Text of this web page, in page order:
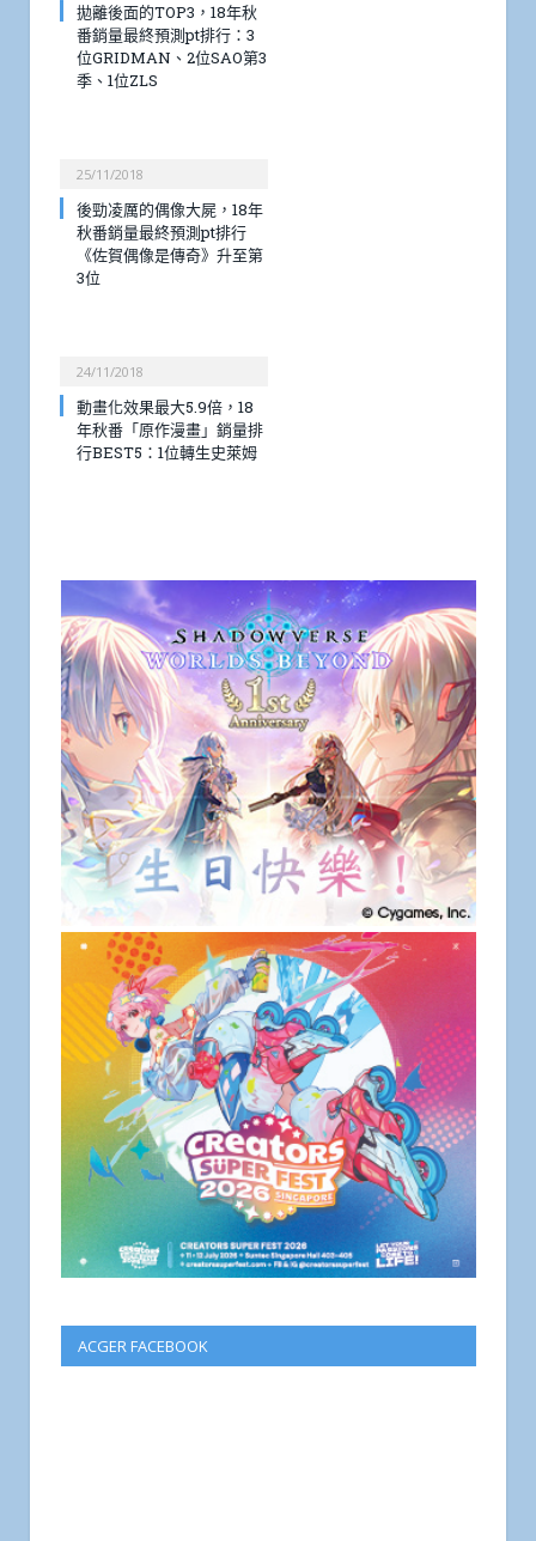
拋離後面的TOP3，18年秋
番銷量最終預測pt排行：3
位GRIDMAN、2位SAO第3
季、1位ZLS
25/11/2018
後勁凌厲的偶像大屍，18年
秋番銷量最終預測pt排行
《佐賀偶像是傳奇》升至第
3位
24/11/2018
動畫化效果最大5.9倍，18
年秋番「原作漫畫」銷量排
行BEST5：1位轉生史萊姆
ACGER FACEBOOK